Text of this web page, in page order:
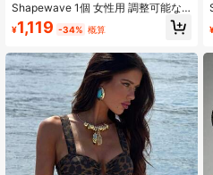
Shapewave 1個 女性用 調整可能な
ストラップ 取り外し可能なパッド入
り Vシェイプ&非対称リングデコレー
素材、セクシー、夏向け
¥1,119 -34% 概算